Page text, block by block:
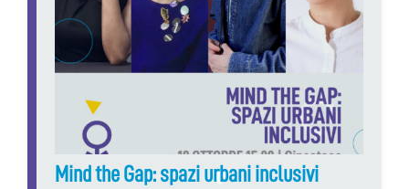
Mind the Gap: spazi urbani inclusivi